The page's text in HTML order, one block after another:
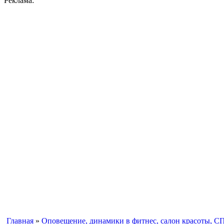
Главная » Оповещение, динамики в фитнес, салон красоты,